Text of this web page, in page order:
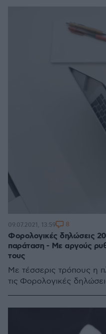
Φορολογικές δηλώσεις
παράταση - Με αργούς
τους
Με τέσσερις τρόπους η
τις Φορολογικές
09.07.2021, 13:59 8